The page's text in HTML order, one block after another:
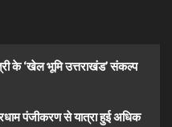
के ‘खेल भूमि उत्तराखंड’ संकल्प
पंजीकरण से यात्रा हुई अधिक